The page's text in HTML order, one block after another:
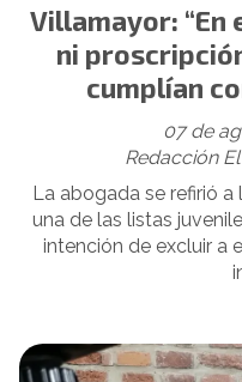
Villamayor: “En
ni
cumplían
Redacción
07 de
La abogada se refirió
una de las listas
intención de excluir a